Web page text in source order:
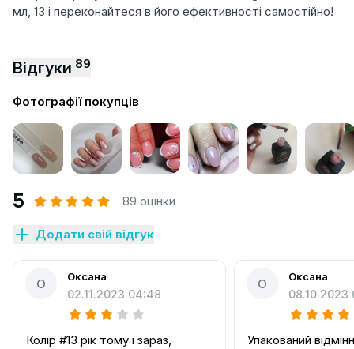
мл, 13 і переконайтеся в його ефективності самостійно!
Відгуки 89
Фотографії покупців
5 89 оцінки
Додати свій відгук
О Оксана
02.11.2023 04:48
Колір #13 рік тому і зараз,
О Оксана
08.10.2023
Упакований